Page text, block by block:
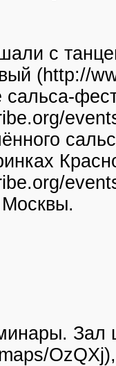
с
(http://
сальса-
Зал